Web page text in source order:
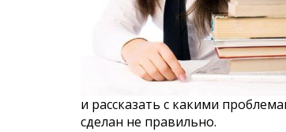
и рассказать с какими
сделан не правильно.